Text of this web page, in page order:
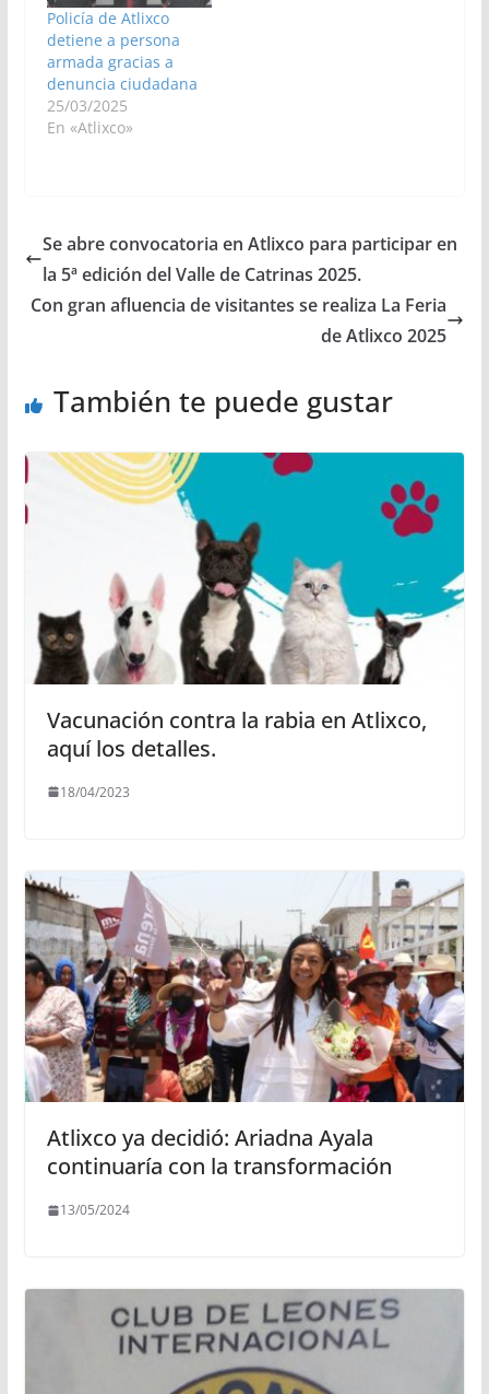
Policía de Atlixco
detiene a persona
armada gracias a
denuncia ciudadana
25/03/2025
En «Atlixco»
Se abre convocatoria en Atlixco para participar en
la 5ª edición del Valle de Catrinas 2025.
Con gran afluencia de visitantes se realiza La Feria
de Atlixco 2025
También te puede gustar
Vacunación contra la rabia en Atlixco,
aquí los detalles.
18/04/2023
Atlixco ya decidió: Ariadna Ayala
continuaría con la transformación
13/05/2024